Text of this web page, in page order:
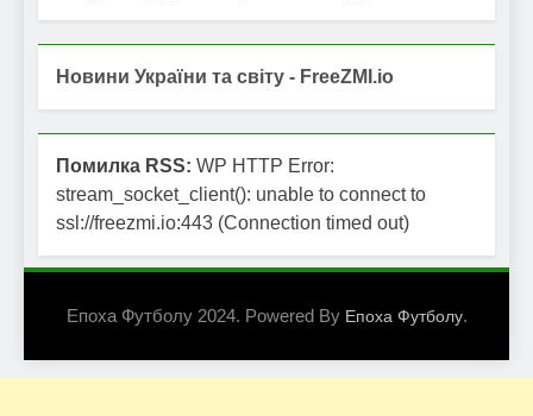
Новини України та світу - FreeZMI.io
Помилка RSS: WP HTTP Error:
stream_socket_client(): unable to connect to
ssl://freezmi.io:443 (Connection timed out)
Епоха Футболу 2024. Powered By Епоха Футболу.